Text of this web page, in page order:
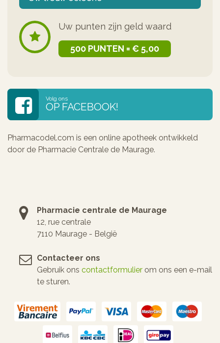
Uw punten zijn geld waard
500 PUNTEN = € 5,00
Volg ons
OP FACEBOOK!
Pharmacodel.com is een online apotheek ontwikkeld
door de Pharmacie Centrale de Maurage.
Pharmacie centrale de Maurage
12, rue centrale
7110 Maurage - België
Contacteer ons
Gebruik ons contactformulier om ons een e-mail
te sturen.